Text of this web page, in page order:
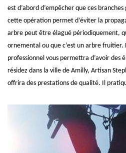
est d’abord d’empêcher que ces
cette opération permet d’éviter la
arbre peut être élagué périodiquement,
ornemental ou que c’est un arbre fruitier.
professionnel vous permettra d’avoir des
résidez dans la ville de Amilly, Artisan
offrira des prestations de qualité. Il